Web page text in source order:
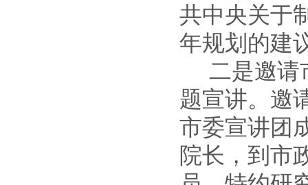
共中央关于
年规划的建
二是邀请
题宣讲。邀
市委宣讲团
院长，到市